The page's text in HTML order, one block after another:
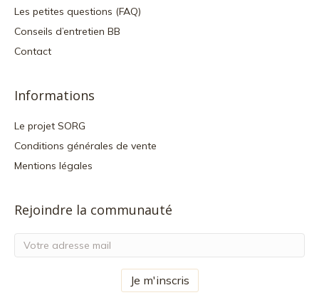
Les petites questions (FAQ)
Conseils d’entretien BB
Contact
Informations
Le projet SORG
Conditions générales de vente
Mentions légales
Rejoindre la communauté